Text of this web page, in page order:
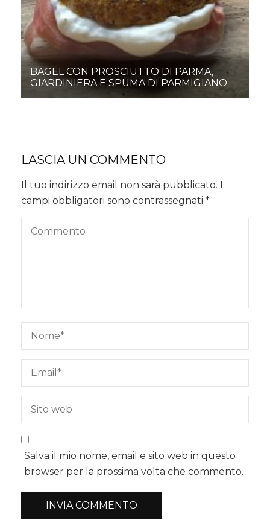
BAGEL CON PROSCIUTTO DI PARMA,
GIARDINIERA E SPUMA DI PARMIGIANO
LASCIA UN COMMENTO
Il tuo indirizzo email non sarà pubblicato.
campi obbligatori sono contrassegnati *
Salva il mio nome, email e sito web in questo
browser per la prossima volta che commento.